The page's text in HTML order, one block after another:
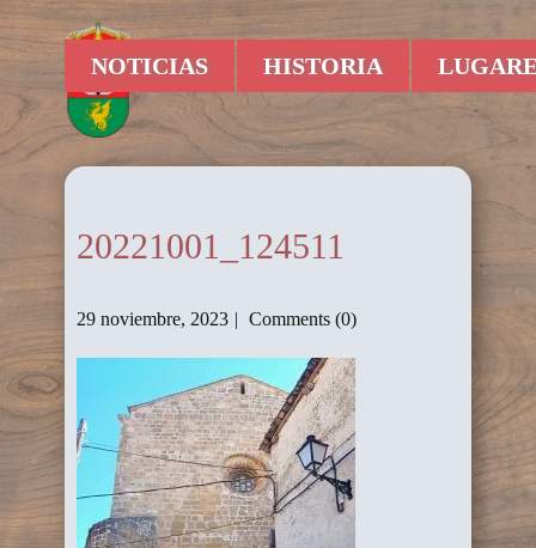
NOTICIAS HISTORIA
20221001_124511
29 noviembre, 2023 Comments (0)